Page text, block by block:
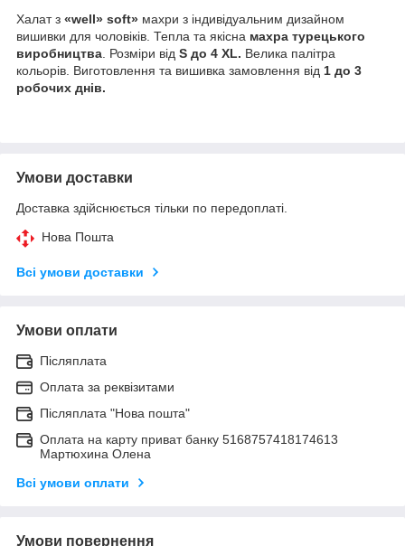
Халат з «well» soft» махри з індивідуальним дизайном
вишивки для чоловіків. Тепла та якісна махра турецького
виробництва . Розміри від S до 4 XL. Велика палітра
кольорів. Виготовлення та вишивка замовлення від 1 до 3
робочих днів.
Умови доставки
Доставка здійснюється тільки по передоплаті.
Нова Пошта
Всі умови доставки
Умови оплати
Післяплата
Оплата за реквізитами
Післяплата "Нова пошта"
Оплата на карту приват банку 5168757418174613
Мартюхина Олена
Всі умови оплати
Умови повернення